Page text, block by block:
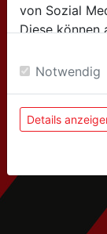
para
(Información
Servicio
(piezas de
von Sozial
Diese können
Einwilligung
Notwendig
Details